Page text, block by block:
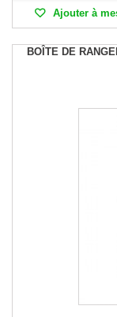
Ajouter à
BOÎTE DE